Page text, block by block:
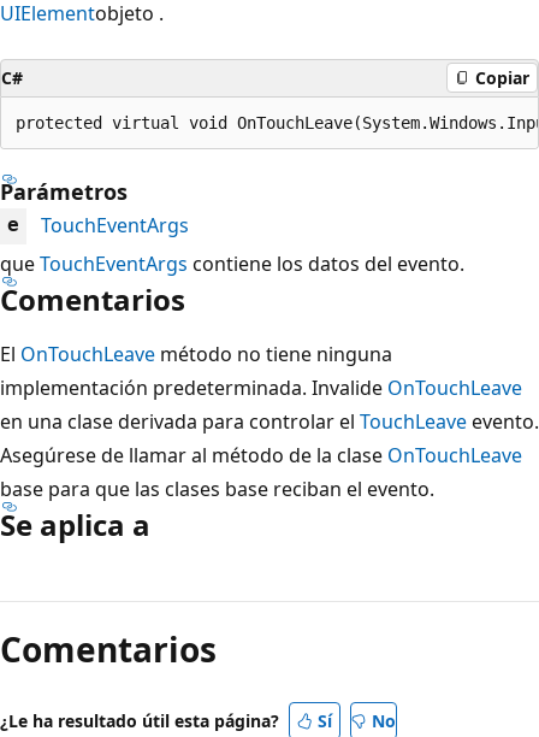
UIElementobjeto .
C# Copiar
protected virtual void
Parámetros
e
TouchEventArgs
queTouchEventArgs contiene los datos del evento.
Comentarios
El OnTouchLeave método no tiene ninguna
implementación predeterminada. Invalide OnTouchLeave
en una clase derivada para controlar el TouchLeaveevento.
Asegúrese de llamar al método de la clase OnTouchLeave
base para que las clases base reciban el evento.
Se aplica a
de
lectura
Comentarios
¿Le ha resultado útil esta página? Sí No